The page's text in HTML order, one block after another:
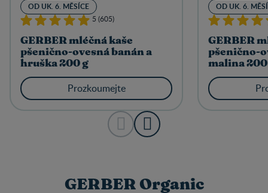
OD UK. 6. MĚSÍCE
5 (605)
GERBER mléčná kaše
pšenično-ovesná banán a
hruška 200 g
Prozkoumejte
OD UK. 6.
GERBER
pšenično-
malina 200
GERBER Organic